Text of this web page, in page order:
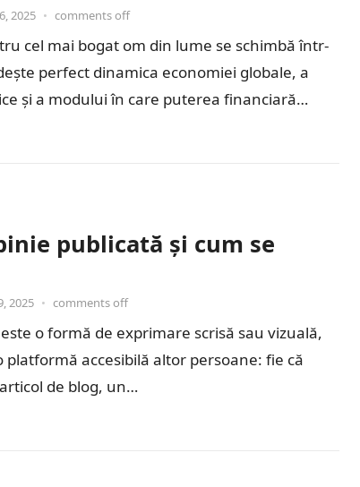
2025 • comments off
cel mai bogat om din lume se schimbă într-
perfect dinamica economiei globale, a
și a modului în care puterea financiară…
publicată și cum se
2025 • comments off
o formă de exprimare scrisă sau vizuală,
platformă accesibilă altor persoane: fie că
de blog, un…